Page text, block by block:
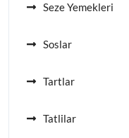
Seze Yemekleri
Soslar
Tartlar
Tatlilar